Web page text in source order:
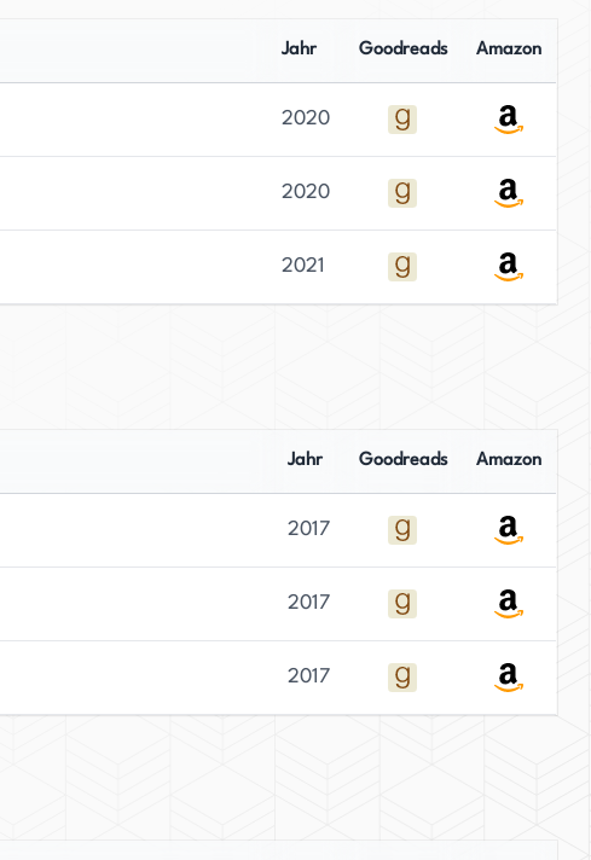
Jahr Goodreads Amazon
2020
2020
2021
Jahr Goodreads Amazon
2017
2017
2017